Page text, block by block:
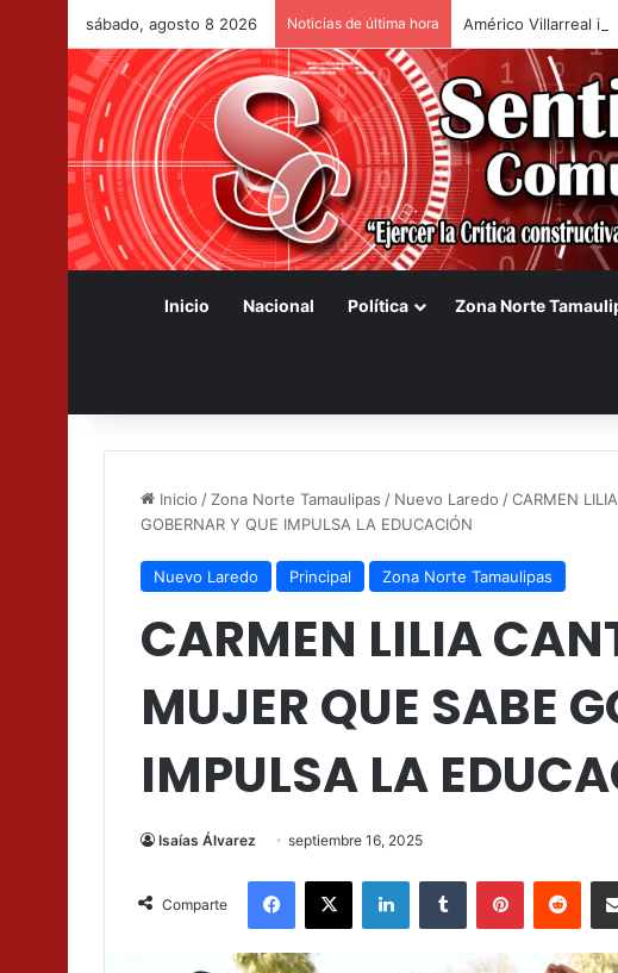
sábado, agosto 8 2026 Noticias de última hora Américo Villarreal
Inicio Nacional Política Zona Norte
Inicio / Zona Norte Tamaulipas / Nuevo Laredo /CARMEN
GOBERNAR Y QUE IMPULSA LA EDUCACIÓN
Nuevo Laredo Principal Zona Norte Tamaulipas
CARMEN LILIA
MUJER QUE SABE
IMPULSA LA
Isaías Álvarez septiembre 16, 2025
Comparte
Facebook
X LinkedInTumblr Pinterest